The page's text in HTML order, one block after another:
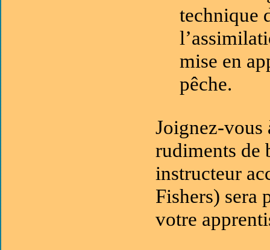
technique
mise en
pêche.
Joignez-vous
rudiments de
instructeur
Fishers) sera
votre